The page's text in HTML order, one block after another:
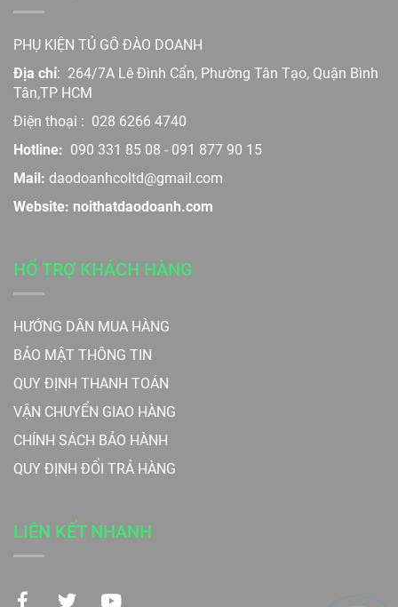
PHỤ KIỆN TỦ GỖ ĐÀO DOANH
Địa chỉ: 264/7A Lê Đình Cẩn, Phường Tân Tạo, Quận Bình
Tân,TP HCM
Điện thoại : 028 6266 4740
Hotline: 090 331 85 08 - 091 877 90 15
Mail: daodoanhcoltd@gmail.com
Website: noithatdaodoanh.com
HỔ TRỢ KHÁCH HÀNG
HƯỚNG DẪN MUA HÀNG
BẢO MẬT THÔNG TIN
QUY ĐỊNH THANH TOÁN
VẬN CHUYỂN GIAO HÀNG
CHÍNH SÁCH BẢO HÀNH
QUY ĐỊNH ĐỔI TRẢ HÀNG
LIÊN KẾT NHANH